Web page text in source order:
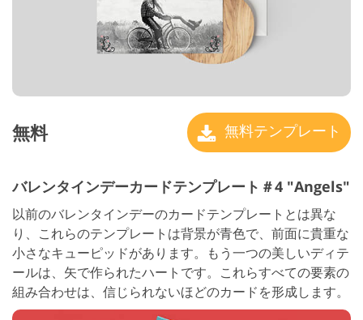
無料 無料テンプレート
バレンタインデーカードテンプレート＃4 "Angels"
以前のバレンタインデーのカードテンプレートとは異な
り、これらのテンプレートは背景が青色で、前面に貴重な
小さなキューピッドがあります。もう一つの美しいディテ
ールは、矢で作られたハートです。これらすべての要素の
組み合わせは、信じられないほどのカードを形成します。